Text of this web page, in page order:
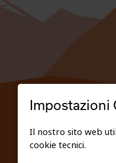
Impostazioni
Il nostro sito web
cookie tecnici.